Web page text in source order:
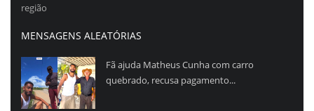
região
MENSAGENS ALEATÓRIAS
Fã ajuda Matheus Cunha com carro
quebrado, recusa pagamento...